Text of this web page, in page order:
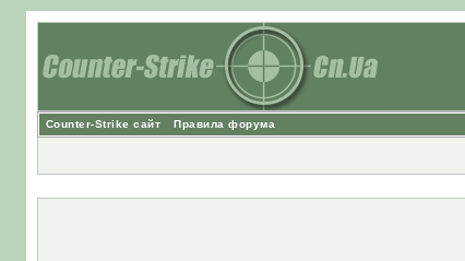
Counter-Strike сайт Правила форума